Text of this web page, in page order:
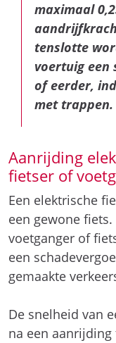
maximaal
tenslotte
voertuig een
of eerder,
met trappen.
Aanrijding
fietser of
Een elektrische
een gewone
voetganger of
een
gemaakte
De snelheid van
na een aanrijding